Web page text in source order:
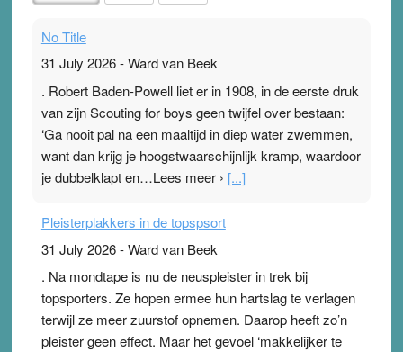
No Title
31 July 2026-Ward van Beek
. Robert Baden-Powell liet er in 1908, in de eerste druk
van zijn Scouting for boys geen twijfel over bestaan:
‘Ga nooit pal na een maaltijd in diep water zwemmen,
want dan krijg je hoogstwaarschijnlijk kramp, waardoor
je dubbelklapt en…Lees meer › [...]
Pleisterplakkers in de topspsort
31 July 2026-Ward van Beek
. Na mondtape is nu de neuspleister in trek bij
topsporters. Ze hopen ermee hun hartslag te verlagen
terwijl ze meer zuurstof opnemen. Daarop heeft zo’n
pleister geen effect. Maar het gevoel ‘makkelijker te